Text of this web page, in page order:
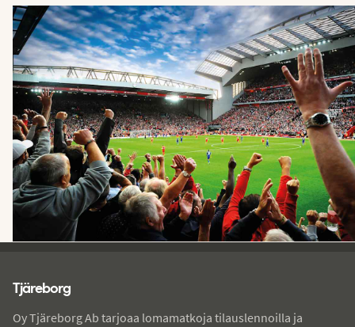
Tjäreborg
Oy Tjäreborg Ab tarjoaa lomamatkoja tilauslennoilla ja